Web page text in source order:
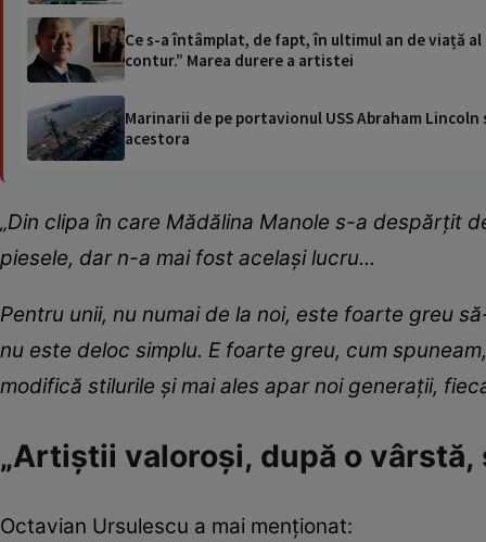
Ce s-a întâmplat, de fapt, în ultimul an de viață
contur.” Marea durere a artistei
Marinarii de pe portavionul USS Abraham
acestora
„Din clipa în care Mădălina Manole s-a despărțit
piesele, dar n-a mai fost același lucru...
Pentru unii, nu numai de la noi, este foarte greu
nu este deloc simplu. E foarte greu, cum
modifică stilurile și mai ales apar noi generații,
„Artiștii valoroși, după o
Octavian Ursulescu a mai menționat: